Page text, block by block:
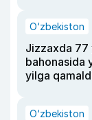
O‘zbekiston
Jizzaxda 77
bahonasida
yilga
O‘zbekiston